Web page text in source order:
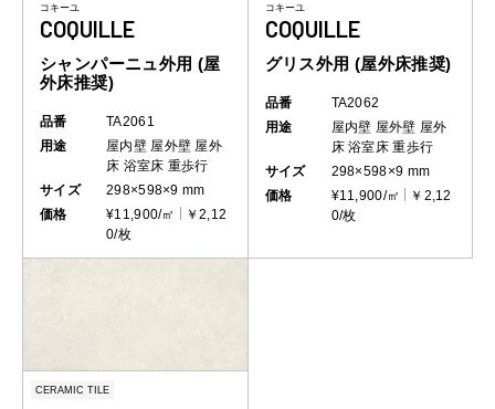
コキーユ
COQUILLE
シャンパーニュ外用 (屋
外床推奨)
品番
TA2061
用途
屋内壁 屋外壁 屋外
床 浴室床 重歩行
サイズ
298×598×9 mm
価格
¥11,900/㎡
￥2,12
0/枚
コキーユ
COQUILLE
グリス外用 (屋外床推奨)
品番
TA2062
用途
屋内壁 屋外壁 屋外
床 浴室床 重歩行
サイズ
298×598×9 mm
価格
¥11,900/㎡
￥2,12
0/枚
CERAMIC TILE